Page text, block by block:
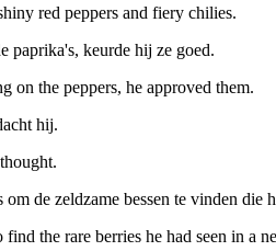
red peppers and fiery chilies.
paprika's, keurde hij ze goed.
on the peppers, he approved them.
hij.
de zeldzame bessen te vinden die
the rare berries he had seen in a